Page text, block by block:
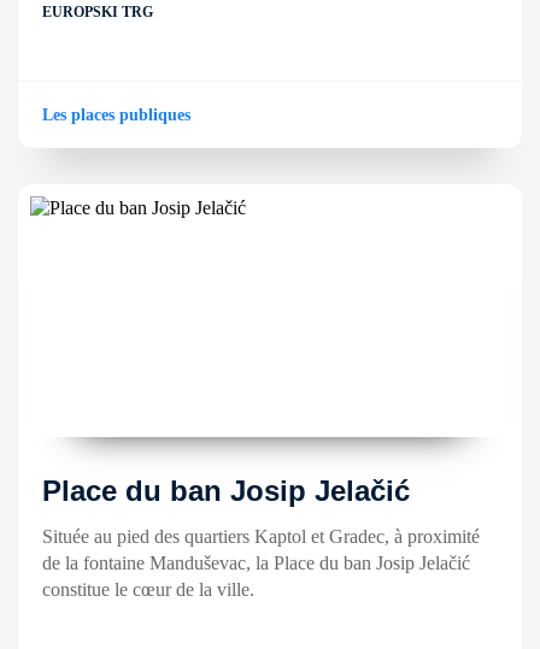
EUROPSKI TRG
Les places publiques
Place du ban Josip Jelačić
Située au pied des quartiers Kaptol et Gradec, à proximité
de la fontaine Manduševac, la Place du ban Josip Jelačić
constitue le cœur de la ville.